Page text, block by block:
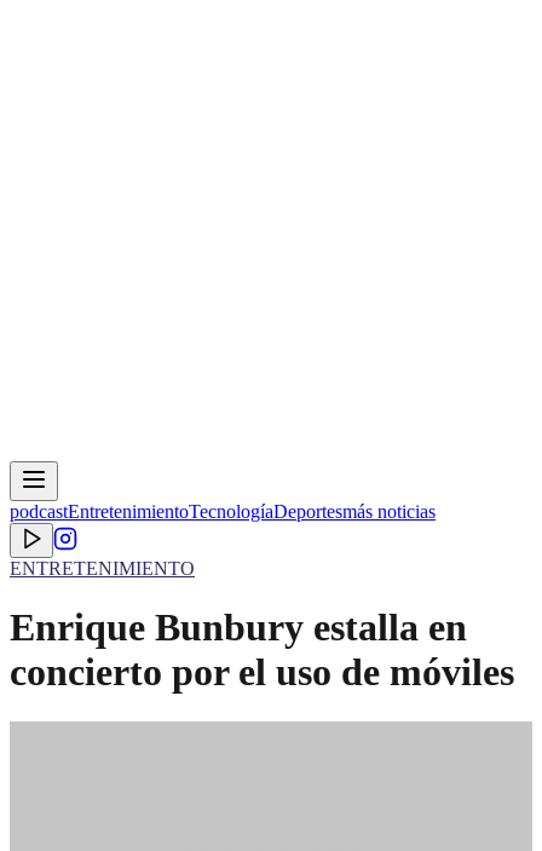
podcastEntretenimientoTecnologíaDeportesmás noticias
ENTRETENIMIENTO
Enrique Bunbury estalla en
concierto por el uso de móviles